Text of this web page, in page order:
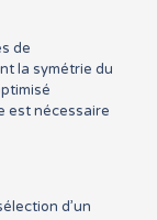
de
la symétrie du
est nécessaire
d’un